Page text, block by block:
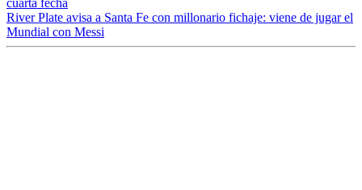
cuarta fecha
River Plate avisa a Santa Fe con millonario fichaje: viene de jugar el
Mundial con Messi